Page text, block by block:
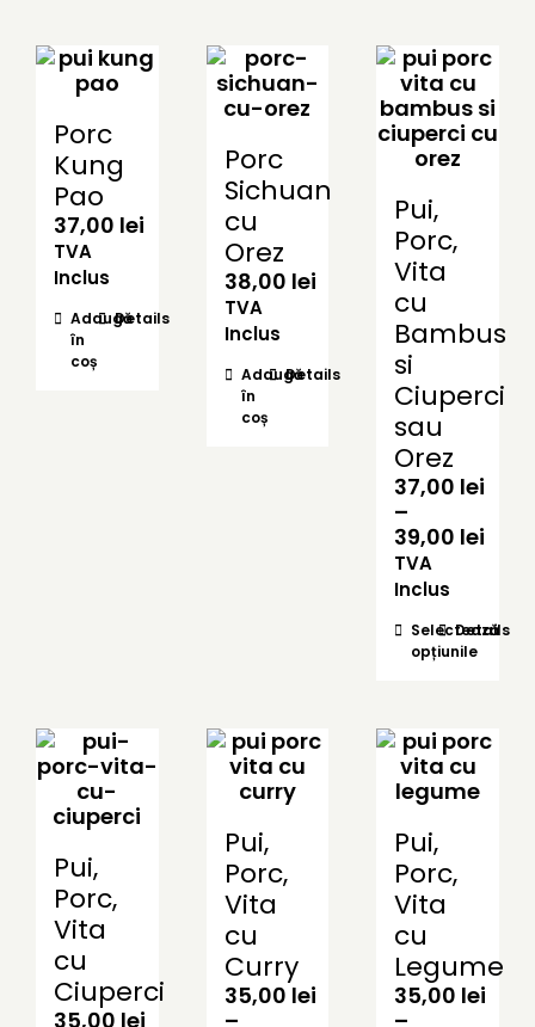
multe
variații.
Opțiunile
pot
fi
alese
în
produsului.
Porc
Kung
Pao
37,00 lei
TVA
Inclus
Adaugă
în
coș
Details
Porc
Sichuan
cu
Orez
38,00 lei
TVA
Inclus
Adaugă
în
coș
Details
Pui,
Porc,
Vita
cu
Bambus
si
Ciuperci
sau
Orez
37,00 lei
–
39,00 lei
TVA
Inclus
Selectează
opțiunile
Acest
produs
multe
variații.
Opțiunile
pot
alese
în
pagina
Details
Pui,
Porc,
Vita
cu
Ciuperci
35,00 lei
Pui,
Porc,
Vita
cu
Curry
35,00 lei
–
Pui,
Porc,
Vita
cu
Legume
35,00 lei
–